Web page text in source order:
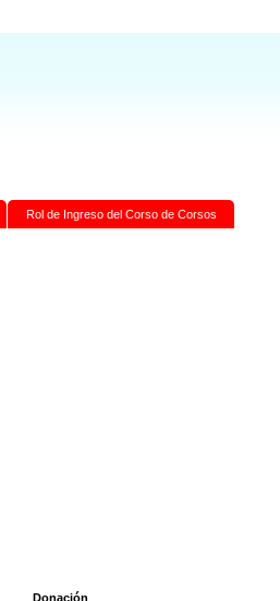
Rol de Ingreso del Corso de Corsos
Donación